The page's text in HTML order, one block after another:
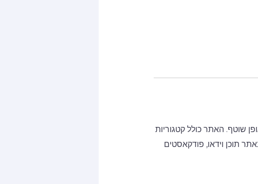
שוטף. האתר כולל קטגוריות
תוכן וידאו, פודקאסטים